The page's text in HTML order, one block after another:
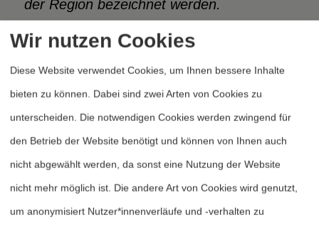
der Region bezeichnet werden.
Subventionen sind praktisch nicht existent,
und die afghanische Regierung zeigt sich
sehr aufgeschlossen für Investitionen im
Land.“11
Der betreffende Satz der
afghanischen Verfassung lautet wörtlich:
„Der Staat ermuntert und schützt private
Kapitalinvestitionen und Unternehmen auf
der Basis der Marktwirtschaft und
Wir nutzen Cookies
Diese Website verwendet Cookies, um Ihnen bessere Inhalte
bieten zu können. Dabei sind zwei Arten von Cookies zu
unterscheiden. Die notwendigen Cookies werden zwingend für
den Betrieb der Website benötigt und können von Ihnen auch
nicht abgewählt werden, da sonst eine Nutzung der Website
nicht mehr möglich ist. Die andere Art von Cookies wird genutzt,
um anonymisiert Nutzer*innenverläufe und -verhalten zu